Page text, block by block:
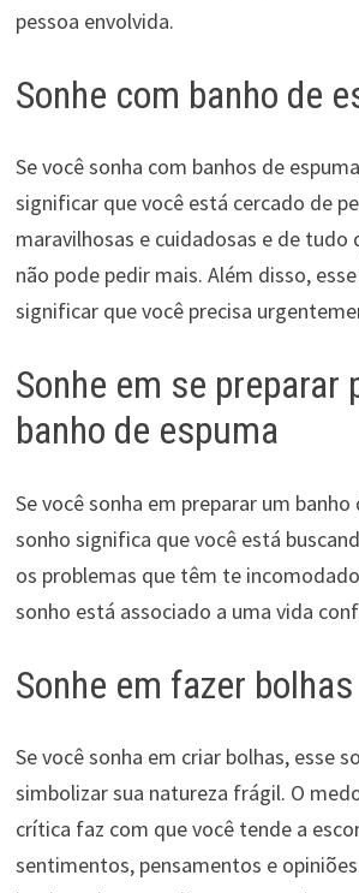
pessoa envolvida.
Sonhe com banho de
Se você sonha com banhos de
significar que você está cercado de
maravilhosas e cuidadosas e de tudo
não pode pedir mais. Além disso,
significar que você precisa
Sonhe em se preparar
banho de espuma
Se você sonha em preparar um banho
sonho significa que você está
os problemas que têm te
sonho está associado a uma vida
Sonhe em fazer bolhas
Se você sonha em criar bolhas, esse
simbolizar sua natureza frágil. O
crítica faz com que você tende a
sentimentos, pensamentos e